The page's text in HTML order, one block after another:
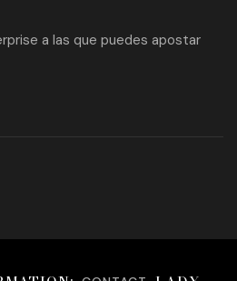
a las que puedes apostar